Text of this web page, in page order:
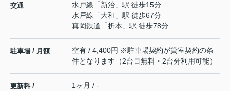
交通 水戸線 「新治 」駅 徒歩15分
水戸線 「大和 」駅 徒歩67分
真岡鉄道 「折本 」駅 徒歩78分
駐車場 / 月額
空有 / 4,400円 ※駐車場契約が貸室契約の条
件となります（2台目無料・2台分利用可能）
更新料 /
1ヶ月 / -